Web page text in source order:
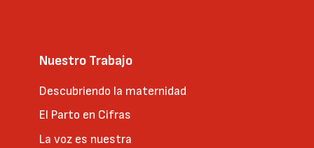
Nuestro Trabajo
Descubriendo la maternidad
El Parto en Cifras
La voz es nuestra